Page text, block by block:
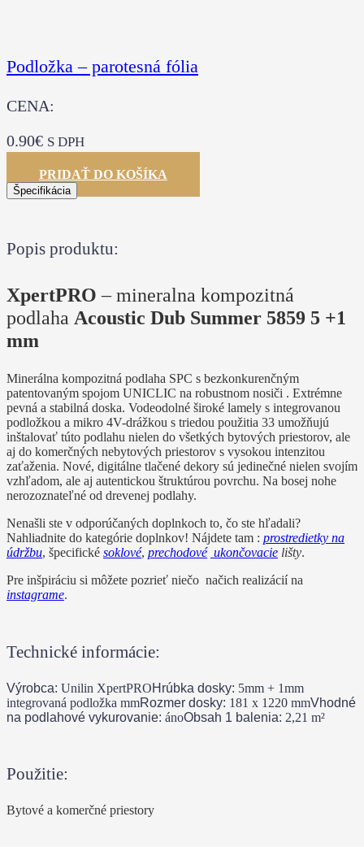
Podložka – parotesná fólia
CENA:
0.90€ S DPH
PRIDAŤ DO KOŠÍKA
Špecifikácia
Popis produktu:
XpertPRO – mineralna kompozitná
podlaha Acoustic Dub Summer 5859 5 +1
mm
Minerálna kompozitná podlaha SPC s bezkonkurenčným
patentovaným spojom UNICLIC na robustnom nosiči . Extrémne
pevná a stabilná doska. Vodeodolné široké lamely s integrovanou
podložkou a mikro 4V-drážkou s triedou použitia 33 umožňujú
inštalovať túto podlahu nielen do všetkých bytových priestorov, ale
aj do komerčných nebytových priestorov s vysokou intenzitou
zaťaženia. Nové, digitálne tlačené dekory sú jedinečné nielen svojím
vzhľadom, ale aj autentickou štruktúrou povrchu. Na bosej nohe
nerozoznateľné od drevenej podlahy.
Nenašli ste v odporúčaných doplnkoch to, čo ste hľadali?
Nahliadnite do kategórie doplnkov! Nájdete tam : prostredietky na
údržbu, špecifické soklové, prechodové ukončovacie lišty.
Pre inšpiráciu si môžete pozrieť niečo načich realizácií na
instagrame.
Technické informácie:
Výrobca: Unilin XpertPROHrúbka dosky: 5mm + 1mm
integrovaná podložka mmRozmer dosky: 181 x 1220 mmVhodné
na podlahové vykurovanie: ánoObsah 1 balenia: 2,21 m²
Použitie:
Bytové a komerčné priestory